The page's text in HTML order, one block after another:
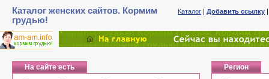
Каталог женских сайтов. Кормим
грудью!
Каталог | Добавить ссылку
На сайте есть Регион